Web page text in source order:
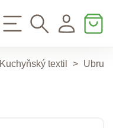
Kuchyňský textil > Ubrusy